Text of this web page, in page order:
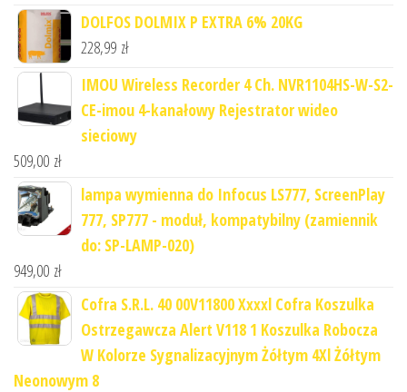
DOLFOS DOLMIX P EXTRA 6% 20KG
228,99 zł
IMOU Wireless Recorder 4 Ch. NVR1104HS-W-S2-
CE-imou 4-kanałowy Rejestrator wideo
sieciowy
509,00 zł
lampa wymienna do Infocus LS777, ScreenPlay
777, SP777 - moduł, kompatybilny (zamiennik
do: SP-LAMP-020)
949,00 zł
Cofra S.R.L. 40 00V11800 Xxxxl Cofra Koszulka
Ostrzegawcza Alert V118 1 Koszulka Robocza
W Kolorze Sygnalizacyjnym Żółtym 4Xl Żółtym
Neonowym 8